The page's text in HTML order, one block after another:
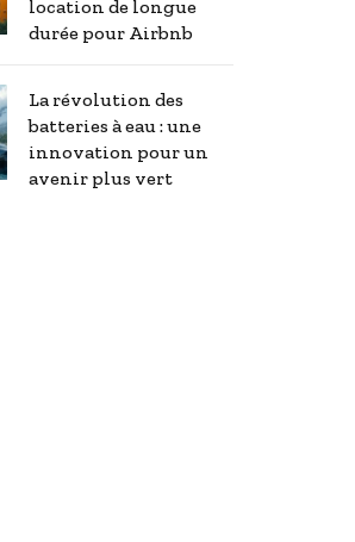
location de longue
durée pour Airbnb
La révolution des
batteries à eau : une
innovation pour un
avenir plus vert